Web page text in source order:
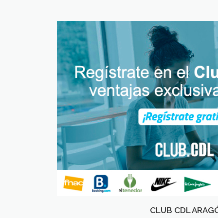
CLUB CDL